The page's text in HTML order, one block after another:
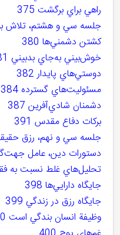
راهي براي برگشت 375
جلسه سي و هشتم، تلاش
کشتن دشمني‌ها 380
خوش‌بيني به‌جاي بدبيني 381
دوستي‌هاي پايدار 382
مسئوليت‌هاي گسترده 384
دشمنان شادي‌آفرين 387
برکات دفاع مقدس 391
جلسه سي و نهم، رزق حقيقي
دستورات دين، عامل
تحليل‌هاي غلط نسبت به فقر
جايگاه دارايي‌ها 398
جايگاه رزق در زندگي 399
وظيفة انسان بندگي است 400